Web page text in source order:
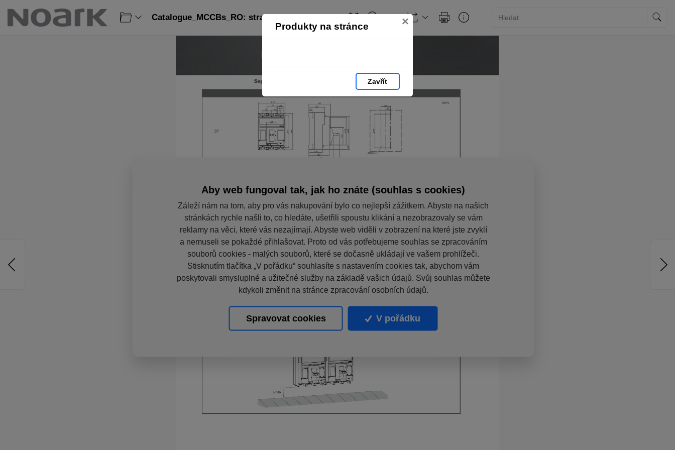
Produkty na stránce ×
Zavřít
Catalogue_MCCBs_RO: strana 306
Aby web fungoval tak, jak ho znáte (souhlas s cookies)
Záleží nám na tom, aby pro vás nakupování bylo co nejlepší zážitkem. Abyste na našich
stránkách rychle našli to, co hledáte, ušetřili spoustu klikání a nezobrazovaly se vám
reklamy na věci, které vás nezajímají. Abyste web viděli v zobrazení na které jste zvyklí
a nemuseli se pokaždé přihlašovat. Proto od vás potřebujeme souhlas se zpracováním
souborů cookies - malých souborů, které se dočasně ukládají ve vašem prohlížeči.
Stisknutím tlačítka „V pořádku“ souhlasíte s nastavením cookies tak, abychom vám
poskytovali smysluplné a užitečné služby na základě vašich údajů. Svůj souhlas můžete
kdykoli změnit na stránce zpracování osobních údajů.
Spravovat cookies V pořádku